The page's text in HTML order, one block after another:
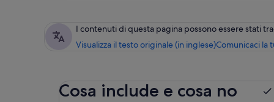
I contenuti di questa pagina possono essere stati
Visualizza il testo originale (in inglese)Comunicaci la
Cosa include e cosa no